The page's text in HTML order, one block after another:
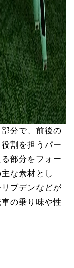
分で、前後の
割を担うパー
部分をフォー
な素材とし
ブデンなどが
の乗り味や性